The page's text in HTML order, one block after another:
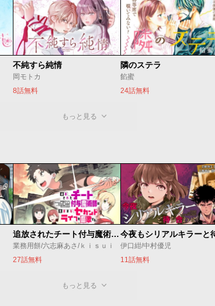
不純すら純情
岡モトカ
8話無料
隣のステラ
餡蜜
24話無料
もっと見る
追放されたチート付与魔術師は気ままなセカンドライフを謳歌する。 ～俺は武器だけじゃなく、あらゆるものに『強化ポイント』を付与できるし、俺の意思でいつでも効果を解除できるけど、残った人たち大丈夫？～
業務用餅/六志麻あさ/ｋｉｓｕｉ
27話無料
伊口紺/中村優児
11話無料
もっと見る